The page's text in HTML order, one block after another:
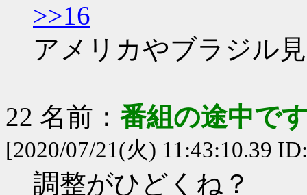
>>16
アメリカやブラジル
22 名前： 番組の途中で
[2020/07/21(火) 11:43:10.39
調整がひどくね？